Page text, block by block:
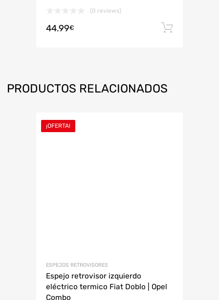
(0 reviews)
44.99€
PRODUCTOS RELACIONADOS
¡OFERTA!
ESPEJOS RETROVISORES
Espejo retrovisor izquierdo
eléctrico termico Fiat Doblo | Opel
Combo